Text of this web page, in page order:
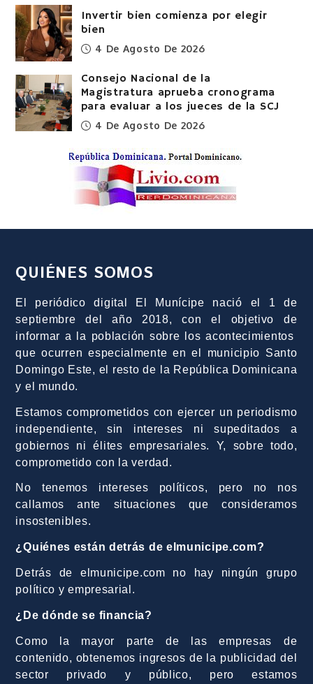
Invertir bien comienza por elegir
bien
4 De Agosto De 2026
Consejo Nacional de la
Magistratura aprueba cronograma
para evaluar a los jueces de la SCJ
4 De Agosto De 2026
QUIÉNES SOMOS
El periódico digital El Munícipe nació el 1 de
septiembre del año 2018, con el objetivo de
informar a la población sobre los acontecimientos
que ocurren especialmente en el municipio Santo
Domingo Este, el resto de la República Dominicana
y el mundo.
Estamos comprometidos con ejercer un periodismo
independiente, sin intereses ni supeditados a
gobiernos ni élites empresariales. Y, sobre todo,
comprometido con la verdad.
No tenemos intereses políticos, pero no nos
callamos ante situaciones que consideramos
insostenibles.
¿Quiénes están detrás de elmunicipe.com?
Detrás de elmunicipe.com no hay ningún grupo
político y empresarial.
¿De dónde se financia?
Como la mayor parte de las empresas de
contenido, obtenemos ingresos de la publicidad del
sector privado y público, pero estamos